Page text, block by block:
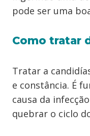
pode ser uma
Como tratar
Tratar a
e constância. É
causa da
quebrar o ciclo